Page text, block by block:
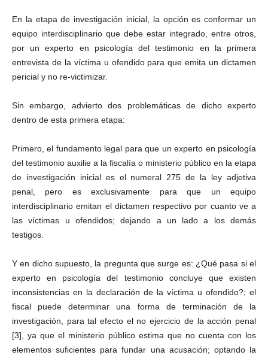
En la etapa de investigación inicial, la opción es conformar un
equipo interdisciplinario que debe estar integrado, entre otros,
por un experto en psicología del testimonio en la primera
entrevista de la víctima u ofendido para que emita un dictamen
pericial y no re-victimizar.
Sin embargo, advierto dos problemáticas de dicho experto
dentro de esta primera etapa:
Primero, el fundamento legal para que un experto en psicología
del testimonio auxilie a la fiscalía o ministerio público en la etapa
de investigación inicial es el numeral 275 de la ley adjetiva
penal, pero es exclusivamente para que un equipo
interdisciplinario emitan el dictamen respectivo por cuanto ve a
las víctimas u ofendidos; dejando a un lado a los demás
testigos.
Y en dicho supuesto, la pregunta que surge es: ¿Qué pasa si el
experto en psicología del testimonio concluye que existen
inconsistencias en la declaración de la víctima u ofendido?; el
fiscal puede determinar una forma de terminación de la
investigación, para tal efecto el no ejercicio de la acción penal
[3], ya que el ministerio público estima que no cuenta con los
elementos suficientes para fundar una acusación; optando la